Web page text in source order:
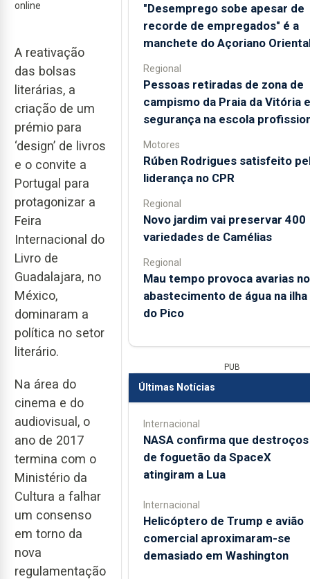
online
A reativação
das bolsas
literárias, a
criação de um
prémio para
‘design’ de livros
e o convite a
Portugal para
protagonizar a
Feira
Internacional do
Livro de
Guadalajara, no
México,
dominaram a
política no setor
literário.
Na área do
cinema e do
audiovisual, o
ano de 2017
termina com o
Ministério da
Cultura a falhar
um consenso
em torno da
nova
regulamentação
"Desemprego sobe apesar de
recorde de empregados" é a
manchete do Açoriano
Regional
Pessoas retiradas de zona de
campismo da Praia da Vitória
segurança na escola
Motores
Rúben Rodrigues satisfeito
liderança no CPR
Regional
Novo jardim vai preservar 400
variedades de Camélias
Regional
Mau tempo provoca avarias no
abastecimento de água na ilha
do Pico
PUB
Últimas Notícias
Internacional
NASA confirma que destroços
de foguetão da SpaceX
atingiram a Lua
Internacional
Helicóptero de Trump e avião
comercial aproximaram-se
demasiado em Washington